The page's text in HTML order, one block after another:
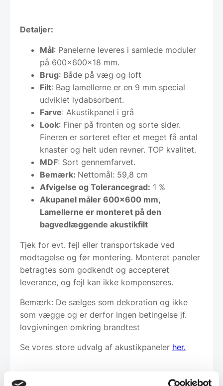
Detaljer:
Mål: Panelerne leveres i samlede moduler
på 600x600x18 mm.
Brug: Både på væg og loft
Filt: Bag lamellerne er en 9 mm special
udviklet lydabsorbent.
Farve: Akustikpanel i grå
Look: Finer på fronten og sorte sider.
Fineren er sorteret efter et meget få antal
knaster og helt uden revner. TOP kvalitet.
MDF: Sort gennemfarvet.
Bemærk: Nettomål: 59,8 cm
Afvigelse og Tolerancegrad: 1 %
Akupanel måler 600×600 mm,
Lamellerne er monteret på den
bagvedlæggende akustikfilt
Tjek for evt. fejl eller transportskade ved
modtagelse og før montering. Monteret paneler
betragtes som godkendt og accepteret
leverance, og fejl kan ikke kompenseres.
Bemærk: De sælges som dekoration og ikke
som vægge og er derfor ingen betingelse jf.
lovgivningen omkring brandtest
Se vores store udvalg af akustikpaneler her.